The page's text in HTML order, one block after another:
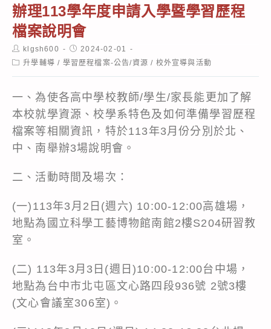
辦理113學年度申請入學暨學習歷程
檔案說明會
Post
author:
klgsh600
Post
published:
2024-02-01
Post升學輔導 / 學習歷程檔案-公告/資源 / 校外宣導與活動
一、為使各高中學校教師/學生/家長能更加了解
本校就學資源、校學系特色及如何準備學習歷程
檔案等相關資訊，特於113年3月份分別於北、
中、南舉辦3場說明會。
二、活動時間及場次：
(一)113年3月2日(週六) 10:00-12:00高雄場，
地點為國立科學工藝博物館南館2樓S204研習教
室。
(二) 113年3月3日(週日)10:00-12:00台中場，
地點為台中市北屯區文心路四段936號 2號3樓
(文心會議室306室)。